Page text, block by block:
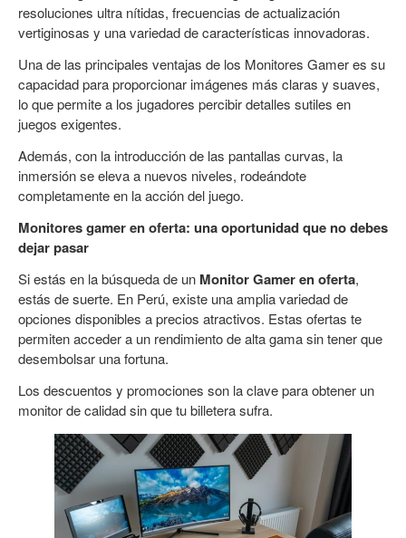
resoluciones ultra nítidas, frecuencias de actualización
vertiginosas y una variedad de características innovadoras.
Una de las principales ventajas de los Monitores Gamer es su
capacidad para proporcionar imágenes más claras y suaves,
lo que permite a los jugadores percibir detalles sutiles en
juegos exigentes.
Además, con la introducción de las pantallas curvas, la
inmersión se eleva a nuevos niveles, rodeándote
completamente en la acción del juego.
Monitores gamer en oferta: una oportunidad que no debes
dejar pasar
Si estás en la búsqueda de un Monitor Gamer en oferta,
estás de suerte. En Perú, existe una amplia variedad de
opciones disponibles a precios atractivos. Estas ofertas te
permiten acceder a un rendimiento de alta gama sin tener que
desembolsar una fortuna.
Los descuentos y promociones son la clave para obtener un
monitor de calidad sin que tu billetera sufra.